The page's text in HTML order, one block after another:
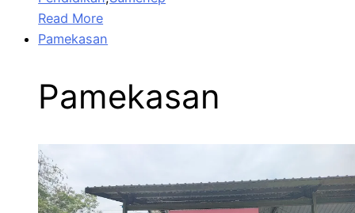
Read More
Pamekasan
Pamekasan